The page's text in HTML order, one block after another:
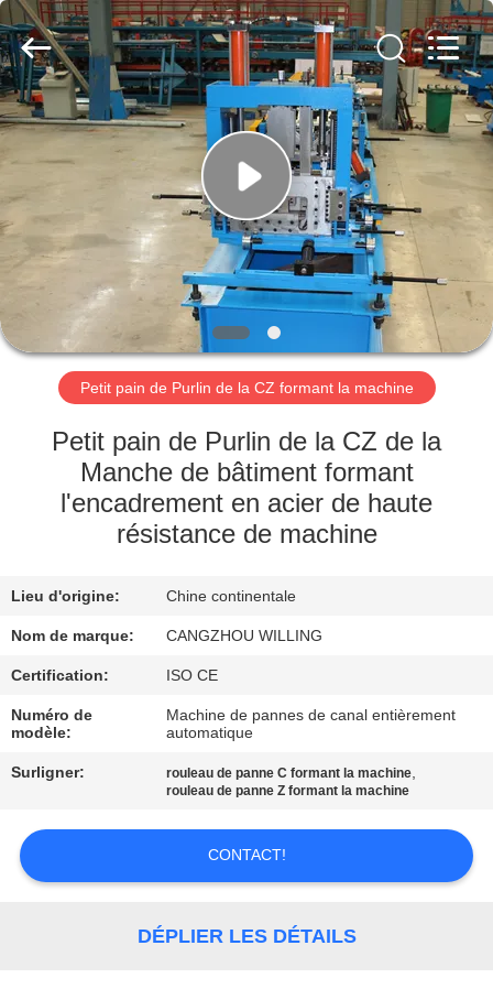
À
LA
MAISON
PRODUITS
À
PROPOS
NOUS
VISITE
CONTRÔLE
DE
LA
PLAN
DU
2026
Cangzhou
Famous
International
Trading
Co.,
Ltd.
All
Rights
Reserved.
Petit pain de Purlin de la CZ formant la machine
Petit pain de Purlin de la CZ de la
Manche de bâtiment formant
l'encadrement en acier de haute
résistance de machine
Lieu d'origine: Chine continentale
Nom de marque: CANGZHOU WILLING
Certification: ISO CE
Numéro de
modèle:
Machine de pannes de canal entièrement
automatique
Surligner: rouleau de panne C formant la machine,
rouleau de panne Z formant la machine
CONTACT!
DÉPLIER LES DÉTAILS